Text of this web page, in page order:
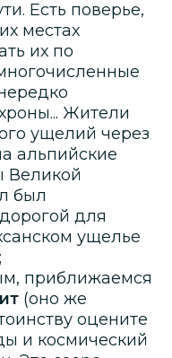
Есть поверье,
местах
их по
Жители
ущелий через
альпийские
Великой
был
для
ущелье
приближаемся
(оно же
оцените
и космический